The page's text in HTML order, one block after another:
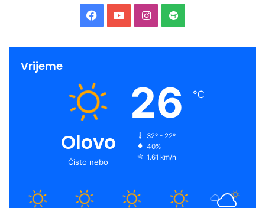
Facebook
YouTubeInstagram
Spotify
Vrijeme
Olovo
Čisto nebo
26 ℃
32º - 22º
40%
1.61 km/h